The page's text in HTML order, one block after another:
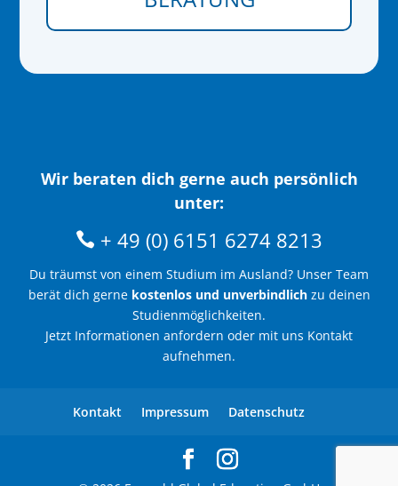
Wir beraten dich gerne auch persönlich
unter:
+ 49 (0) 6151 6274 8213
Du träumst von einem Studium im Ausland? Unser Team
berät dich gerne kostenlos und unverbindlichzu deinen
Studienmöglichkeiten.
Jetzt Informationen anfordern oder mit uns Kontakt
aufnehmen.
Kontakt Impressum Datenschutz